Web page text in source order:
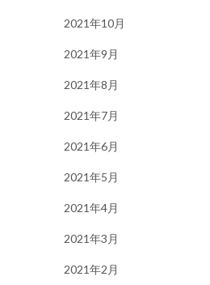
2021年10月
2021年9月
2021年8月
2021年7月
2021年6月
2021年5月
2021年4月
2021年3月
2021年2月